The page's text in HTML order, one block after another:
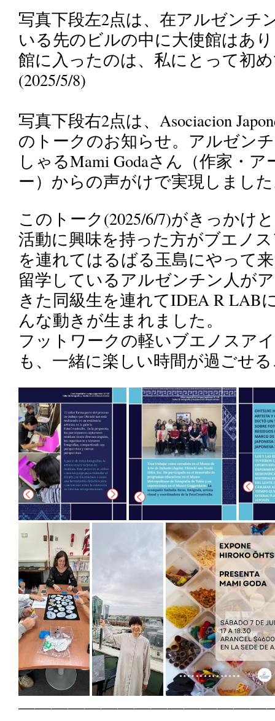
写真下段左2点は、在アルゼンチ
いる先のビルの中に大使館はあ
館に入ったのは、私にとって初
(2025/5/8)
写真下段右2点は、Asociacion
のトークのお知らせ。アルゼン
しゃるMami Godaさん（作家・
ー）からの声がけで実現しまし
このトーク(2025/6/7)がきっかけ
活動に興味を持った方がブエノ
を連れてはるばる玉島にやって
留学しているアルゼンチン人が
きた同級生を連れてIDEA R LAB
んな動きが生まれました。
フットワークの軽いブエノスア
も、一緒に楽しい時間が過ごせ